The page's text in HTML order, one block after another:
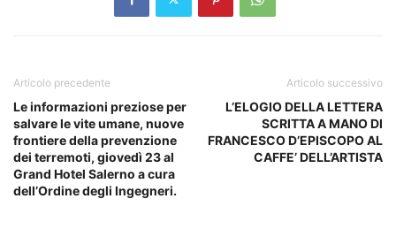
Articolo precedente
Le informazioni preziose per
salvare le vite umane, nuove
frontiere della prevenzione
dei terremoti, giovedì 23 al
Grand Hotel Salerno a cura
dell’Ordine degli Ingegneri.
Articolo successivo
L’ELOGIO DELLA LETTERA
SCRITTA A MANO DI
FRANCESCO D’EPISCOPO AL
CAFFE’ DELL’ARTISTA